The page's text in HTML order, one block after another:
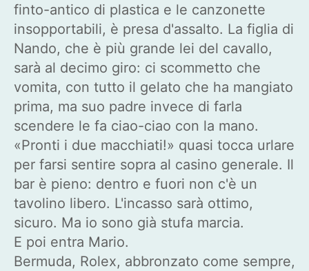
finto-antico di plastica e le canzonette
insopportabili, è presa d'assalto. La figlia di
Nando, che è più grande lei del cavallo,
sarà al decimo giro: ci scommetto che
vomita, con tutto il gelato che ha mangiato
prima, ma suo padre invece di farla
scendere le fa ciao-ciao con la mano.
«Pronti i due macchiati!» quasi tocca urlare
per farsi sentire sopra al casino generale. Il
bar è pieno: dentro e fuori non c'è un
tavolino libero. L'incasso sarà ottimo,
sicuro. Ma io sono già stufa marcia.
E poi entra Mario.
Bermuda, Rolex, abbronzato come sempre,